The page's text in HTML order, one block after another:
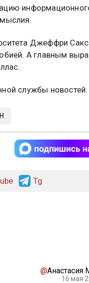
Джеффри Сакс
А главным
службы новостей.
Tg
@Анастасия
16 мая